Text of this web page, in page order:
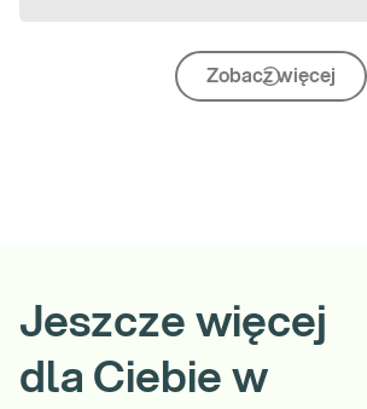
Zobacz więcej
Jeszcze więcej
dla Ciebie w